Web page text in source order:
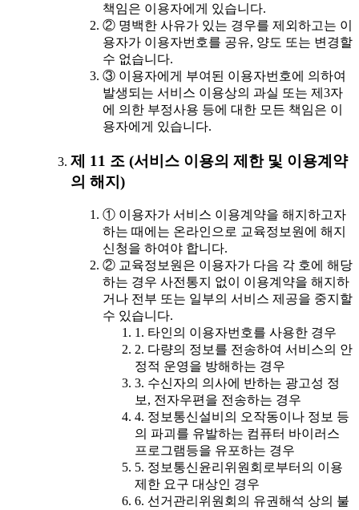
책임은 이용자에게 있습니다.
② 명백한 사유가 있는 경우를 제외하고는 이
용자가 이용자번호를 공유, 양도 또는 변경할
수 없습니다.
③ 이용자에게 부여된 이용자번호에 의하여
발생되는 서비스 이용상의 과실 또는 제3자
에 의한 부정사용 등에 대한 모든 책임은 이
용자에게 있습니다.
제 11 조 (서비스 이용의 제한 및 이용계약
의 해지)
① 이용자가 서비스 이용계약을 해지하고자
하는 때에는 온라인으로 교육정보원에 해지
신청을 하여야 합니다.
② 교육정보원은 이용자가 다음 각 호에 해당
하는 경우 사전통지 없이 이용계약을 해지하
거나 전부 또는 일부의 서비스 제공을 중지할
수 있습니다.
1. 타인의 이용자번호를 사용한 경우
2. 다량의 정보를 전송하여 서비스의 안
정적 운영을 방해하는 경우
3. 수신자의 의사에 반하는 광고성 정
보, 전자우편을 전송하는 경우
4. 정보통신설비의 오작동이나 정보 등
의 파괴를 유발하는 컴퓨터 바이러스
프로그램등을 유포하는 경우
5. 정보통신윤리위원회로부터의 이용
제한 요구 대상인 경우
6. 선거관리위원회의 유권해석 상의 불